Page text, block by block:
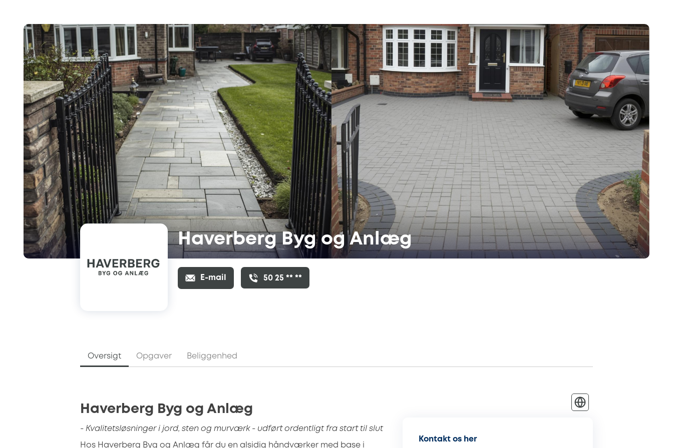
Haverberg Byg og Anlæg
E-mail 50 25 ** **
Oversigt Opgaver Beliggenhed
Haverberg Byg og Anlæg
- Kvalitetsløsninger i jord, sten og murværk - udført ordentligt fra start til slut
Hos Haverberg Byg og Anlæg får du en alsidig håndværker med base i
Kontakt os her